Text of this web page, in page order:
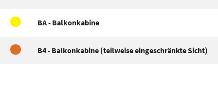
BA - Balkonkabine
B4 - Balkonkabine (teilweise eingeschränkte Sicht)